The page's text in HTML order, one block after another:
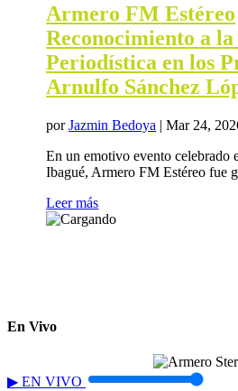
Armero FM Estéreo
Reconocimiento a
Periodística en los
Arnulfo Sánchez
porJazmin Bedoya |Mar 24,
En un emotivo evento celebrado
Ibagué, Armero FM Estéreo fue
Leer más
En Vivo
▶ EN VIVO